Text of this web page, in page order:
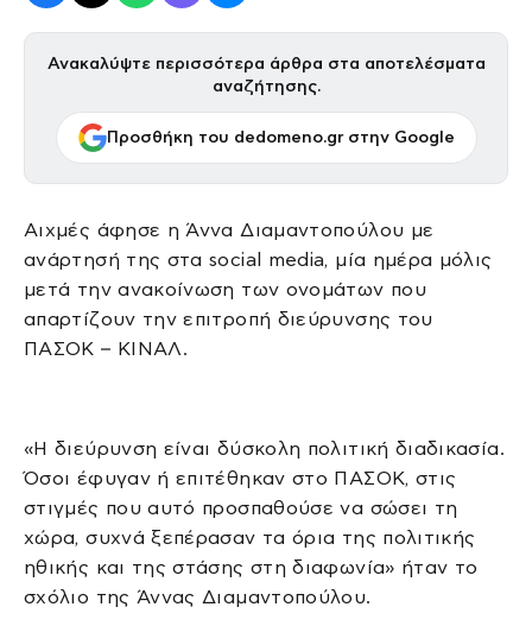
Ανακαλύψτε περισσότερα άρθρα στα αποτελέσματα
αναζήτησης.
Προσθήκη του dedomeno.gr στην Google
Αιχμές άφησε η Άννα Διαμαντοπούλου με
ανάρτησή της στα social media, μία ημέρα μόλις
μετά την ανακοίνωση των ονομάτων που
απαρτίζουν την επιτροπή διεύρυνσης του
ΠΑΣΟΚ – ΚΙΝΑΛ.
«Η διεύρυνση είναι δύσκολη πολιτική διαδικασία.
Όσοι έφυγαν ή επιτέθηκαν στο ΠΑΣΟΚ, στις
στιγμές που αυτό προσπαθούσε να σώσει τη
χώρα, συχνά ξεπέρασαν τα όρια της πολιτικής
ηθικής και της στάσης στη διαφωνία» ήταν το
σχόλιο της Άννας Διαμαντοπούλου.